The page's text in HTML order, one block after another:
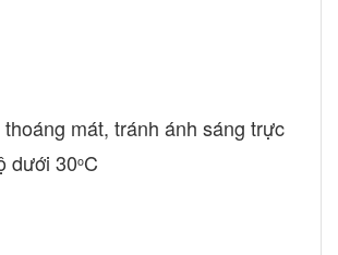
mát, tránh ánh sáng trực
dưới 30oC